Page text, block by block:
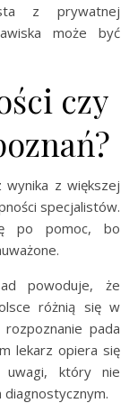
z prywatnej
może być
czy
z większej
specjalistów.
po pomoc, bo
powoduje, że
różnią się w
pada
lekarz opiera się
uwagi, który nie